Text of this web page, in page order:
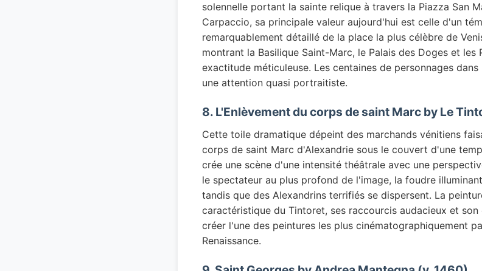
solennelle portant la sainte relique à travers la Piazza San
Carpaccio, sa principale valeur aujourd'hui est celle d'un
remarquablement détaillé de la place la plus célèbre de
montrant la Basilique Saint-Marc, le Palais des Doges et les
exactitude méticuleuse. Les centaines de personnages
une attention quasi portraitiste.
8. L'Enlèvement du corps de saint Marc by Le
Cette toile dramatique dépeint des marchands vénitiens
corps de saint Marc d'Alexandrie sous le couvert d'une
crée une scène d'une intensité théâtrale avec une
le spectateur au plus profond de l'image, la foudre
tandis que des Alexandrins terrifiés se dispersent. La
caractéristique du Tintoret, ses raccourcis audacieux et
créer l'une des peintures les plus cinématographiquement
Renaissance.